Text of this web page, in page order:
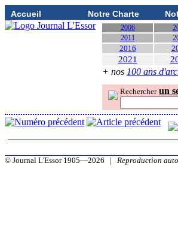
Accueil Notre Charte
2006
2011
2016
2021
+ nos 100 ans
Rechercher un
© Journal L'Essor 1905—2026 | Reproduction